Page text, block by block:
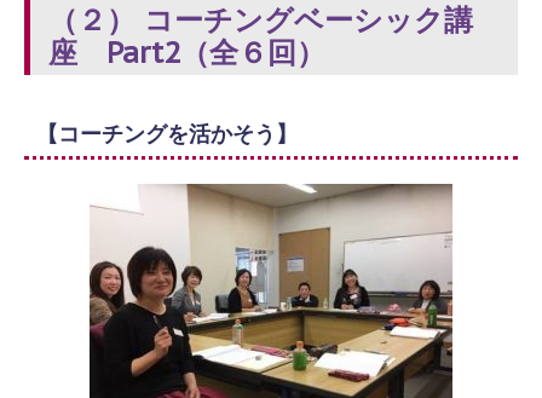
（２） コーチングベーシック講
座 Part2（全６回）
【コーチングを活かそう】